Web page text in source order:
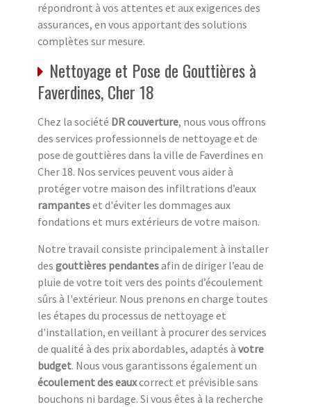
répondront à vos attentes et aux exigences des
assurances, en vous apportant des solutions
complètes sur mesure.
Nettoyage et Pose de Gouttières à
Faverdines, Cher 18
Chez la société DR couverture, nous vous offrons
des services professionnels de nettoyage et de
pose de gouttières dans la ville de Faverdines en
Cher 18. Nos services peuvent vous aider à
protéger votre maison des infiltrations d’eaux
rampanteset d'éviter les dommages aux
fondations et murs extérieurs de votre maison.
Notre travail consiste principalement à installer
des gouttières pendantesafin de diriger l’eau de
pluie de votre toit vers des points d’écoulement
sûrs à l'extérieur. Nous prenons en charge toutes
les étapes du processus de nettoyage et
d'installation, en veillant à procurer des services
de qualité à des prix abordables, adaptés à votre
budget. Nous vous garantissons également un
écoulement des eauxcorrect et prévisible sans
bouchons ni bardage. Si vous êtes à la recherche